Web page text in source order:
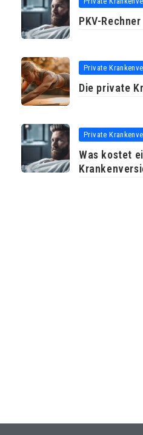
PKV-Rechner
Private
Die private
Private
Was kostet